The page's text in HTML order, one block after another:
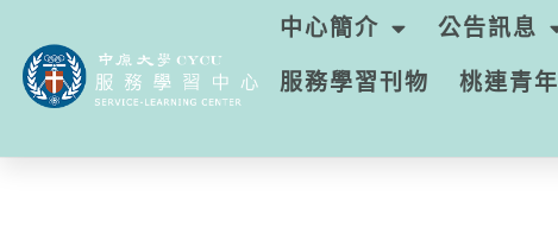
中心簡介 公告訊息
服務學習刊物
桃連青